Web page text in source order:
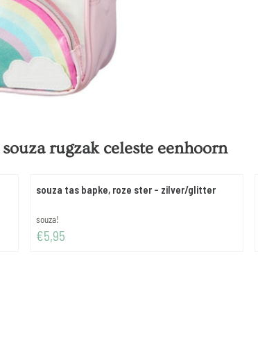
souza rugzak celeste eenhoorn
souza tas bapke, roze ster - zilver/glitter
Merk:
souza!
Prijs: 5,95
€5,95